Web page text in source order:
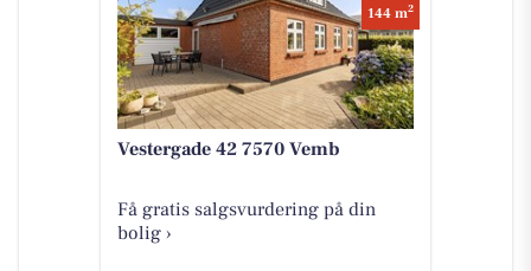
144 m2
Vestergade 42 7570 Vemb
Få gratis salgsvurdering på din
bolig ›